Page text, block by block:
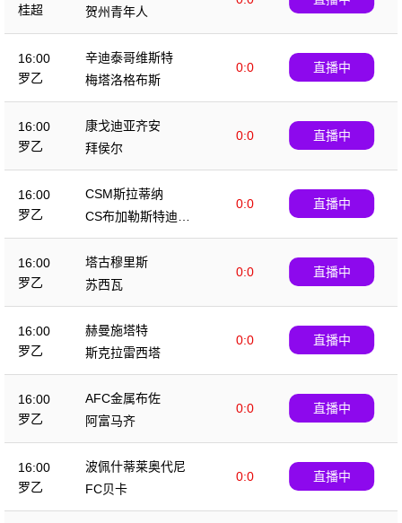
桂超
贺州青年人
16:00
罗乙
辛迪泰哥维斯特
0:0
梅塔洛格布斯
直播中
16:00
罗乙
康戈迪亚齐安
0:0
拜侯尔
直播中
16:00
罗乙
CSM斯拉蒂纳
0:0
CS布加勒斯特迪纳
摩
直播中
16:00
罗乙
塔古穆里斯
0:0
苏西瓦
直播中
16:00
罗乙
赫曼施塔特
0:0
斯克拉雷西塔
直播中
16:00
罗乙
AFC金属布佐
0:0
阿富马齐
直播中
16:00
罗乙
波佩什蒂莱奥代尼
0:0
FC贝卡
直播中